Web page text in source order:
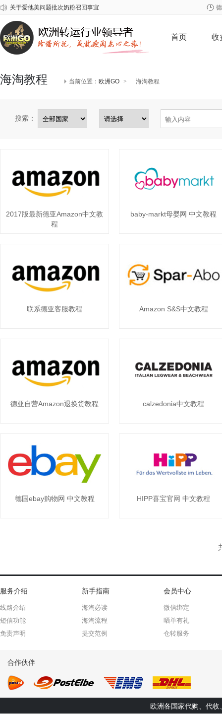
2026年春节欧洲GO放假安排
首页 收
海淘教程 当前位置： 欧洲GO > 海淘教程
搜索：
2017版最新德亚Amazon中文教
程
baby-markt母婴网 中文教程
联系德亚客服教程 Amazon S&S中文教程
德亚自营Amazon退换货教程 calzedonia中文教程
德国ebay购物网 中文教程 HIPP喜宝官网 中文教程
服务介绍
线路介绍
短信功能
免责声明
新手指南
海淘必读
海淘流程
提交范例
会员中心
微信绑定
晒单有礼
仓转服务
合作伙伴
欧洲各国家代购、代